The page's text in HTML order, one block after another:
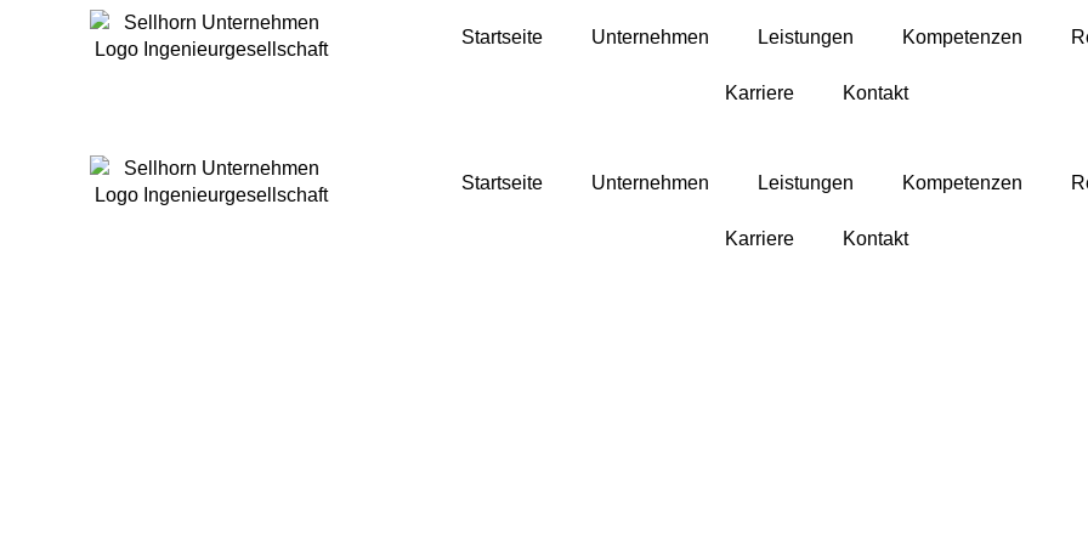
Startseite Unternehmen Leistungen Kompetenzen
Karriere Kontakt
Startseite Unternehmen Leistungen Kompetenzen
Karriere Kontakt